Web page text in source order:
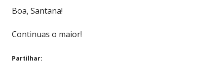
Boa, Santana!
Continuas o maior!
Partilhar: